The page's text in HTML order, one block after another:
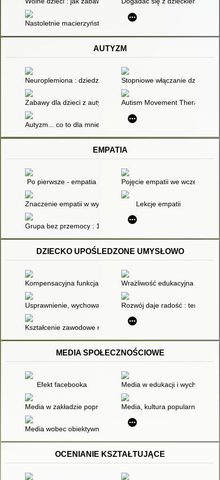
Nastoletnie macierzyństwo - czy i jak szkoła powinna
AUTYZM
Neuroplemiona : dziedzictwo autyzmu i przyszłość
Stopniowe włączanie dzieci o
Zabawy dla dzieci z autyzmem Autism Movement Therapy :
Autyzm... co to dla mnie znaczy? : podręcznik z ćwiczeniami
EMPATIA
Po pierwsze - empatia Pojęcie empatii we
Znaczenie empatii w wyjaśnianiu zjawiska cyberbullingu wśród
Lekcje empatii
Grupa bez przemocy : 162 zabawy i ćwiczenia dla dzieci w
DZIECKO UPOŚLEDZONE UMYSŁOWO
Kompensacyjna funkcja internatu w procesie socjalizacji dzieci
Wrażliwość edukacyjna
Usprawnienie, wychowanie i nauczanie osób z głębszym
Rozwój daje radość : terapia
Kształcenie zawodowe młodzieży upośledzonej umysłowo w
MEDIA SPOŁECZNOŚCIOWE
Efekt facebooka Media w edukacji i wychowaniu
Media w zakładzie poprawczym - wróg czy sprzymierzeniec
Media, kultura popularna,
Media wobec obiektywnej rzeczywistości
OCENIANIE KSZTAŁTUJĄCE